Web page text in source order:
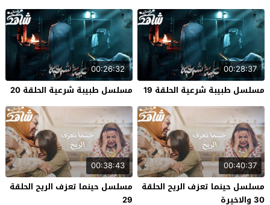
00:28:37
مسلسل طبيبة شرعية الحلقة 19
00:26:32
مسلسل طبيبة شرعية الحلقة 20
00:40:37
مسلسل حينما تعزف الريح الحلقة
30 والاخيرة
00:38:43
مسلسل حينما تعزف الريح الحلقة
29